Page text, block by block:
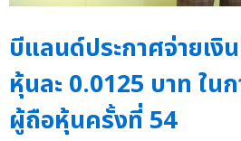
บีแลนด์ประกาศจ่ายเงิ
หุ้นละ 0.0125 บาท ใน
ผู้ถือหุ้นครั้งที่ 54